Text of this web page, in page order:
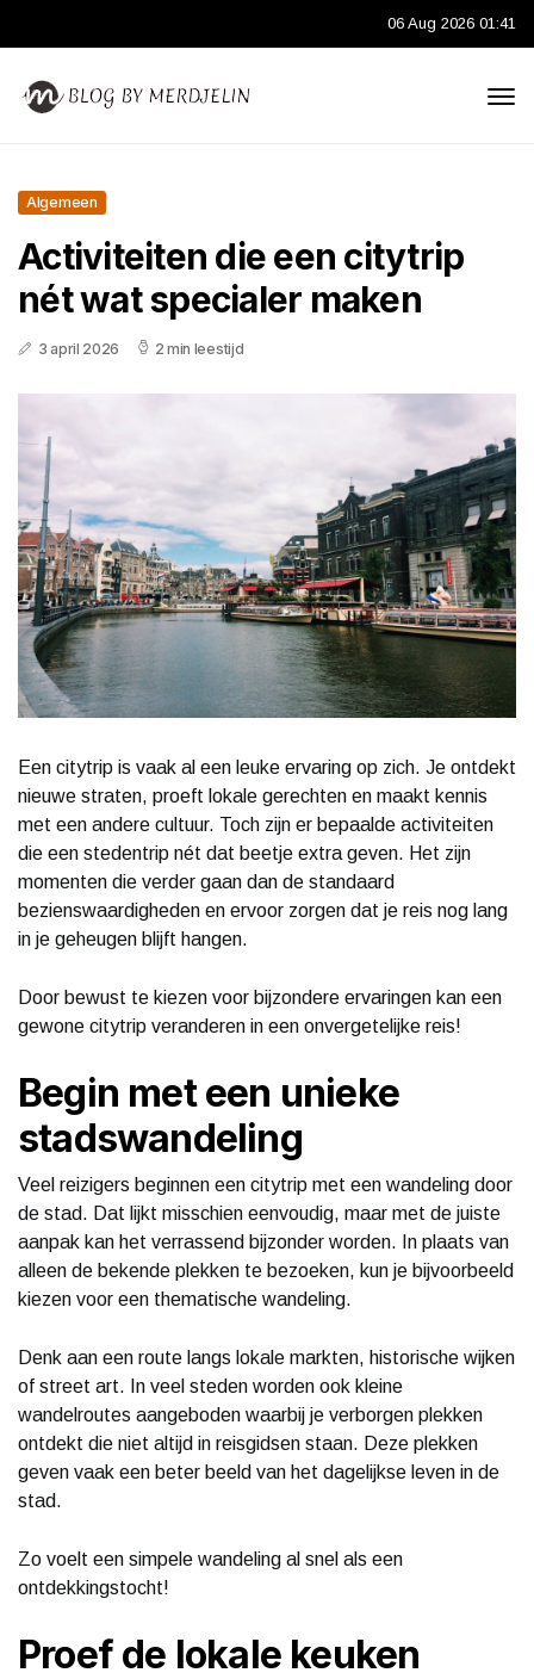
06 Aug 2026 01:41
Algemeen
Activiteiten die een citytrip
nét wat specialer maken
3 april 2026 2 min leestijd
Een citytrip is vaak al een leuke ervaring op zich. Je ontdekt
nieuwe straten, proeft lokale gerechten en maakt kennis
met een andere cultuur. Toch zijn er bepaalde activiteiten
die een stedentrip nét dat beetje extra geven. Het zijn
momenten die verder gaan dan de standaard
bezienswaardigheden en ervoor zorgen dat je reis nog lang
in je geheugen blijft hangen.
Door bewust te kiezen voor bijzondere ervaringen kan een
gewone citytrip veranderen in een onvergetelijke reis!
Begin met een unieke
stadswandeling
Veel reizigers beginnen een citytrip met een wandeling door
de stad. Dat lijkt misschien eenvoudig, maar met de juiste
aanpak kan het verrassend bijzonder worden. In plaats van
alleen de bekende plekken te bezoeken, kun je bijvoorbeeld
kiezen voor een thematische wandeling.
Denk aan een route langs lokale markten, historische wijken
of street art. In veel steden worden ook kleine
wandelroutes aangeboden waarbij je verborgen plekken
ontdekt die niet altijd in reisgidsen staan. Deze plekken
geven vaak een beter beeld van het dagelijkse leven in de
stad.
Zo voelt een simpele wandeling al snel als een
ontdekkingstocht!
Proef de lokale keuken